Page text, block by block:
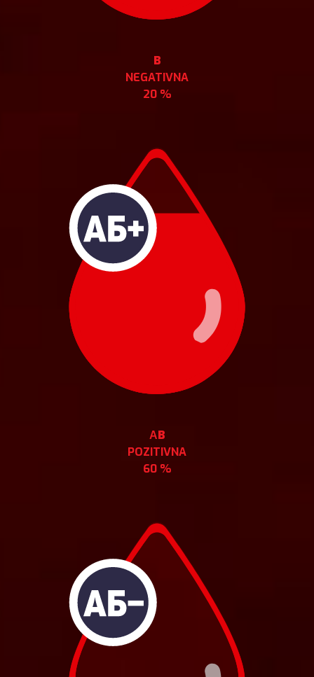
B
NEGATIVNA
20 %
АB
POZITIVNA
60 %